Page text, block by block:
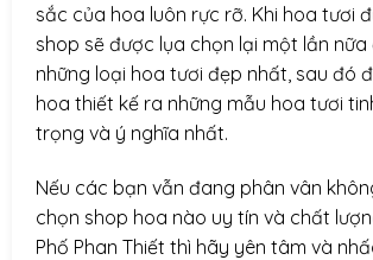
sắc của hoa luôn rực rỡ. Khi hoa tươi
shop sẽ được lụa chọn lại một lần
những loại hoa tươi đẹp nhất, sau đó
hoa thiết kế ra những mẫu hoa tươi
trọng và ý nghĩa nhất.
Nếu các bạn vẫn đang phân vân
chọn shop hoa nào uy tín và chất
Phố Phan Thiết thì hãy yên tâm và